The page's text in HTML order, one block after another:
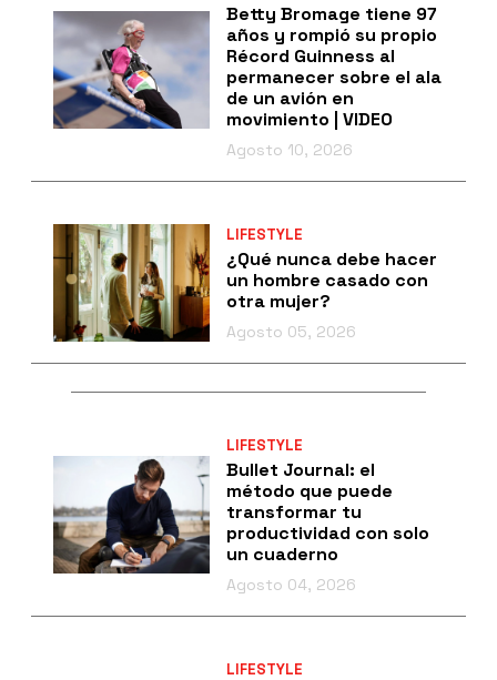
Betty Bromage tiene 97
años y rompió su propio
Récord Guinness al
permanecer sobre el ala
de un avión en
movimiento | VIDEO
Agosto 10, 2026
LIFESTYLE
¿Qué nunca debe hacer
un hombre casado con
otra mujer?
Agosto 05, 2026
LIFESTYLE
Bullet Journal: el
método que puede
transformar tu
productividad con solo
un cuaderno
Agosto 04, 2026
LIFESTYLE